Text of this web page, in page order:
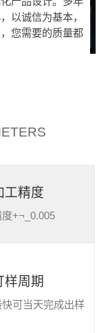
以诚信为基本，
您需要的质量都
工精度
度+¬_0.005
样周期
快可当天完成出样